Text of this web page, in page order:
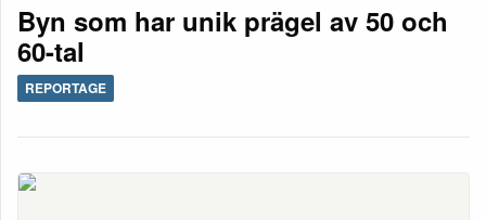
Byn som har unik prägel av 50 och
60-tal
REPORTAGE